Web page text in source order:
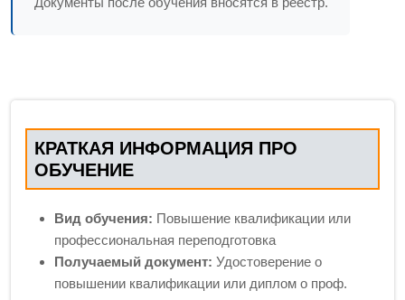
КРАТКАЯ ИНФОРМАЦИЯ ПРО
ОБУЧЕНИЕ
Вид обучения: Повышение квалификации или
профессиональная переподготовка
Получаемый документ: Удостоверение о
повышении квалификации или диплом о проф.